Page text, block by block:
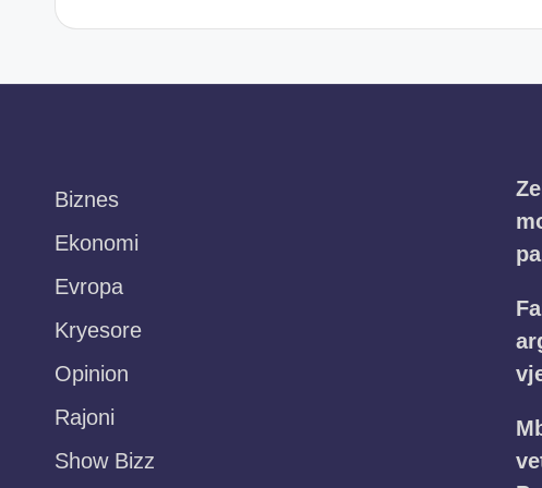
Biznes
Ekonomi
Evropa
Kryesore
Opinion
Rajoni
Show Bizz